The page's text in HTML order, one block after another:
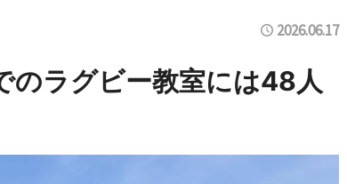
2026.06.17
のラグビー教室には48人